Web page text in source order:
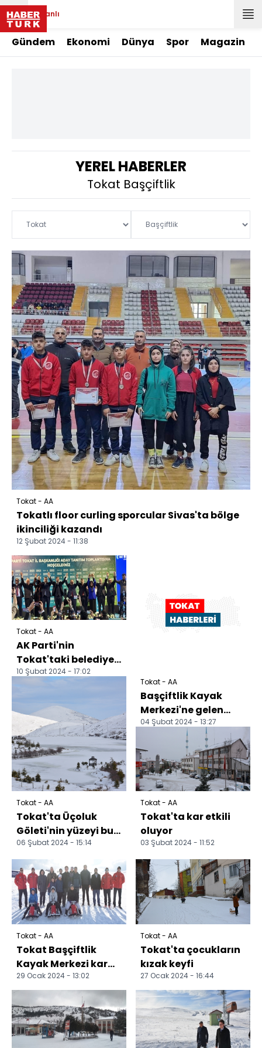
Canlı
Gündem Ekonomi Dünya Spor Magazin
YEREL HABERLER
Tokat Başçiftlik
Tokat - AA
Tokatlı floor curling sporcular Sivas'ta bölge
ikinciliği kazandı
12 Şubat 2024 - 11:38
Tokat - AA
AK Parti'nin
Tokat'taki belediye
başkan adayları
10 Şubat 2024 - 17:02
Tokat - AA
Tokat'ta Üçoluk
Göleti'nin yüzeyi buz
tuttu
06 Şubat 2024 - 15:14
Tokat - AA
Başçiftlik Kayak
Merkezi'ne gelen
çocuklar kızakla
kayarak eğlendi
04 Şubat 2024 - 13:27
Tokat - AA
Tokat'ta kar etkili
oluyor
03 Şubat 2024 - 11:52
Tokat - AA
Tokat Başçiftlik
Kayak Merkezi kar
yağışıyla irlikte
hizmete açıldı
29 Ocak 2024 - 13:02
Tokat - AA
Tokat'ta çocukların
kızak keyfi
27 Ocak 2024 - 16:44